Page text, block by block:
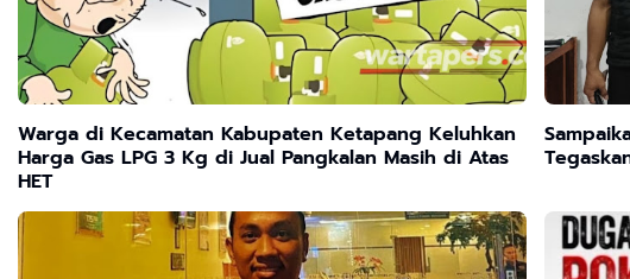
Warga di Kecamatan Kabupaten Ketapang Keluhkan
Harga Gas LPG 3 Kg di Jual Pangkalan Masih di Atas
HET